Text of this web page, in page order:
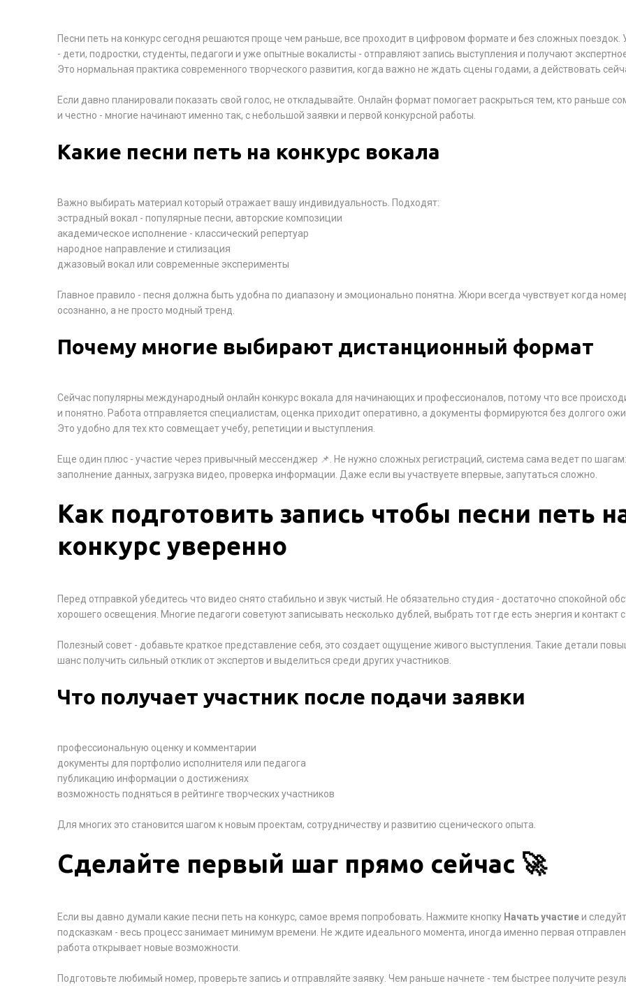
Песни петь на конкурс сегодня решаются проще чем раньше, все проходит в цифровом формате и без сложных поездок.
- дети, подростки, студенты, педагоги и уже опытные вокалисты - отправляют запись выступления и получают
Это нормальная практика современного творческого развития, когда важно не ждать сцены годами, а действовать
Если давно планировали показать свой голос, не откладывайте. Онлайн формат помогает раскрыться тем, кто раньше
и честно - многие начинают именно так, с небольшой заявки и первой конкурсной работы.
Какие песни петь на конкурс вокала
Важно выбирать материал который отражает вашу индивидуальность. Подходят:
эстрадный вокал - популярные песни, авторские композиции
академическое исполнение - классический репертуар
народное направление и стилизация
джазовый вокал или современные эксперименты
Главное правило - песня должна быть удобна по диапазону и эмоционально понятна. Жюри всегда чувствует когда
осознанно, а не просто модный тренд.
Почему многие выбирают дистанционный формат
Сейчас популярны международный онлайн конкурс вокала для начинающих и профессионалов, потому что все
и понятно. Работа отправляется специалистам, оценка приходит оперативно, а документы формируются без долгого
Это удобно для тех кто совмещает учебу, репетиции и выступления.
Еще один плюс - участие через привычный мессенджер 📌. Не нужно сложных регистраций, система сама ведет по шагам:
заполнение данных, загрузка видео, проверка информации. Даже если вы участвуете впервые, запутаться сложно.
Как подготовить запись чтобы песни петь
конкурс уверенно
Перед отправкой убедитесь что видео снято стабильно и звук чистый. Не обязательно студия - достаточно спокойной
хорошего освещения. Многие педагоги советуют записывать несколько дублей, выбрать тот где есть энергия и контакт
Полезный совет - добавьте краткое представление себя, это создает ощущение живого выступления. Такие детали
шанс получить сильный отклик от экспертов и выделиться среди других участников.
Что получает участник после подачи заявки
профессиональную оценку и комментарии
документы для портфолио исполнителя или педагога
публикацию информации о достижениях
возможность подняться в рейтинге творческих участников
Для многих это становится шагом к новым проектам, сотрудничеству и развитию сценического опыта.
Сделайте первый шаг прямо сейчас 🚀
Если вы давно думали какие песни петь на конкурс, самое время попробовать. Нажмите кнопку Начать участиеи
подсказкам - весь процесс занимает минимум времени. Не ждите идеального момента, иногда именно первая
работа открывает новые возможности.
Подготовьте любимый номер, проверьте запись и отправляйте заявку. Чем раньше начнете - тем быстрее получите